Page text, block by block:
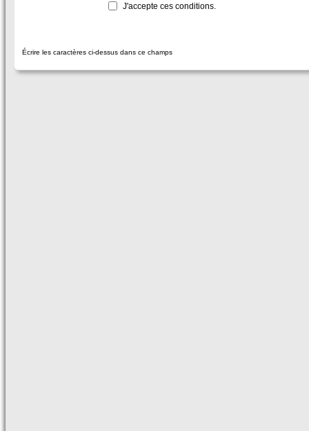
J'accepte ces conditions.
Écrire les caractères ci-dessus dans ce champs